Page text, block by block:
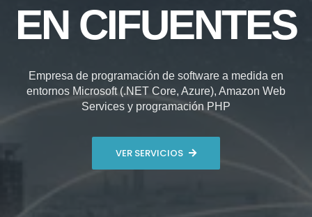
EN CIFUENTES
Empresa de programación de software a medida en
entornos Microsoft (.NET Core, Azure), Amazon Web
Services y programación PHP
VER SERVICIOS